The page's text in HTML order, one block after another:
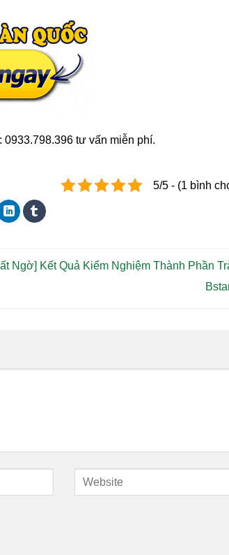
tư vấn miễn phí.
5/5 - (1 bình
Ngờ] Kết Quả Kiểm Nghiệm Thành Phần